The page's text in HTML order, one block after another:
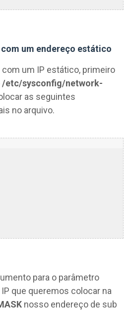
9e5b-c07dff952408
um endereço estático
com um IP estático, primeiro
/etc/sysconfig/network-
as seguintes
no arquivo.
9e5b-c07dff952408
para o parâmetro
que queremos colocar na
nosso endereço de sub